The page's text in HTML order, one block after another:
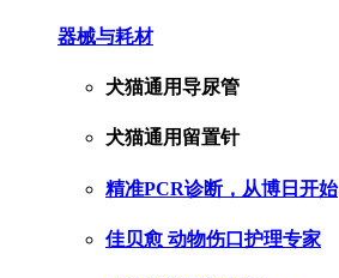
器械与耗材
犬猫通用导尿管
犬猫通用留置针
精准PCR诊断，从博日开始
佳贝愈 动物伤口护理专家